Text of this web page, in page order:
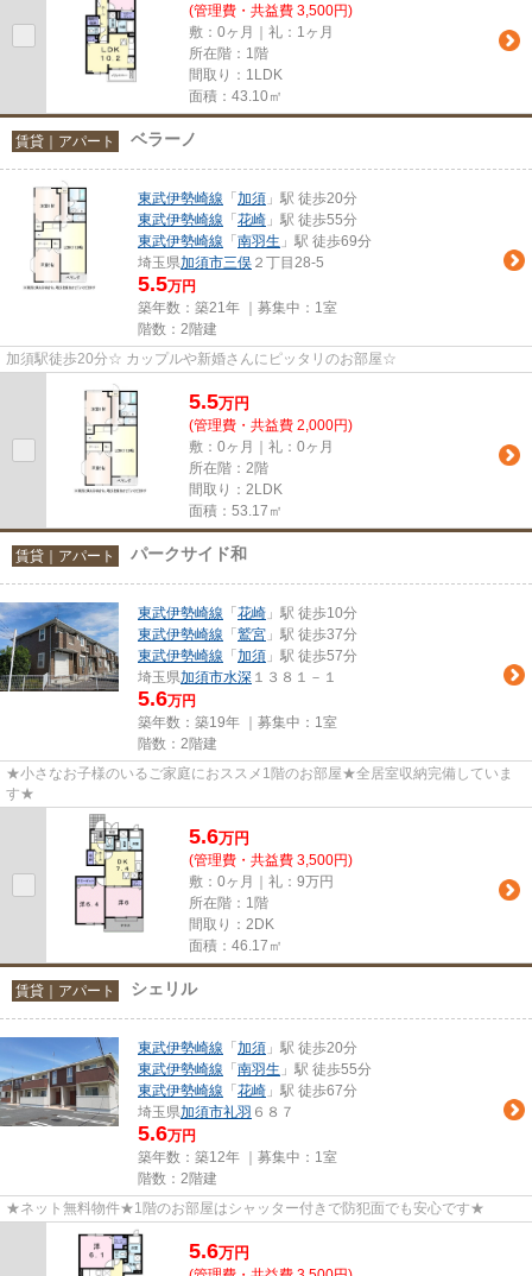
(管理費・共益費 3,500円)
敷：0ヶ月｜礼：1ヶ月
所在階：1階
間取り：1LDK
面積：43.10㎡
賃貸｜アパート ベラーノ
東武伊勢崎線 「 加須 」駅 徒歩20分
東武伊勢崎線 「 花崎 」駅 徒歩55分
東武伊勢崎線 「 南羽生 」駅 徒歩69分
埼玉県加須市三俣 ２丁目28-5
5.5万円
築年数：築21年 ｜募集中： 1室
階数：2階建
加須駅徒歩20分☆ カップルや新婚さんにピッタリのお部屋☆
5.5万円
(管理費・共益費 2,000円)
敷：0ヶ月｜礼：0ヶ月
所在階：2階
間取り：2LDK
面積：53.17㎡
賃貸｜アパート パークサイド和
東武伊勢崎線 「 花崎 」駅 徒歩10分
東武伊勢崎線 「 鷲宮 」駅 徒歩37分
東武伊勢崎線 「 加須 」駅 徒歩57分
埼玉県加須市水深 １３８１－１
5.6万円
築年数：築19年 ｜募集中： 1室
階数：2階建
★小さなお子様のいるご家庭におススメ1階のお部屋★全居室収納完備していま
す★
5.6万円
(管理費・共益費 3,500円)
敷：0ヶ月｜礼：9万円
所在階：1階
間取り：2DK
面積：46.17㎡
賃貸｜アパート シェリル
東武伊勢崎線 「 加須 」駅 徒歩20分
東武伊勢崎線 「 南羽生 」駅 徒歩55分
東武伊勢崎線 「 花崎 」駅 徒歩67分
埼玉県加須市礼羽 ６８７
5.6万円
築年数：築12年 ｜募集中： 1室
階数：2階建
★ネット無料物件★1階のお部屋はシャッター付きで防犯面でも安心です★
5.6万円